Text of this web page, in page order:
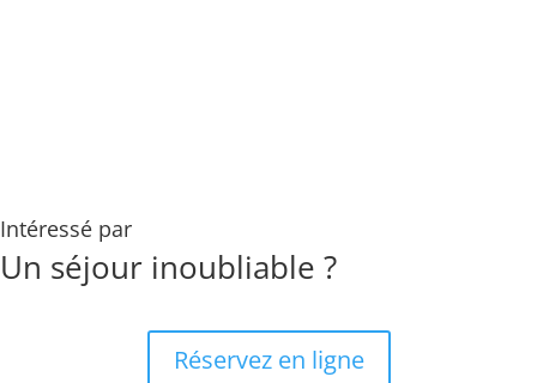
Intéressé par
Un séjour inoubliable ?
Réservez en ligne